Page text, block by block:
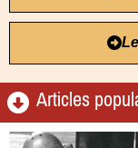
Articles